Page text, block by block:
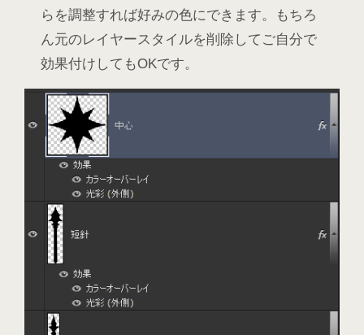
らを調整すれば好みの色にできます。もちろ
ん元のレイヤースタイルを削除してご自分で
効果付けしてもOKです。